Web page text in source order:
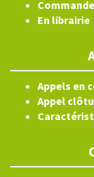
En librairie
Appels en
Appel